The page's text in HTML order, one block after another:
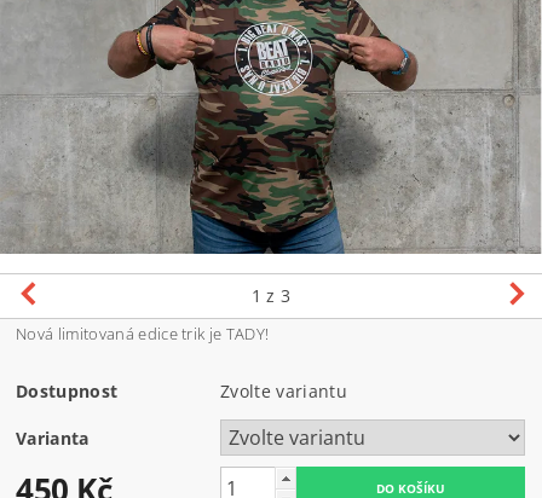
1 z 3
Nová limitovaná edice trik je TADY!
Dostupnost Zvolte variantu
Varianta
450 Kč